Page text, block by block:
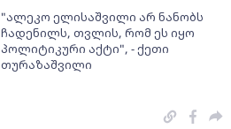
"ალეკო ელისაშვილი არ ნანობს
ჩადენილს, თვლის, რომ ეს იყო
პოლიტიკური აქტი", - ქეთი
თურაზაშვილი